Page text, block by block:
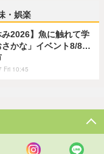
・娯楽
み2026】魚に触れて学
さかな」イベント8/8…
Fri 10:45